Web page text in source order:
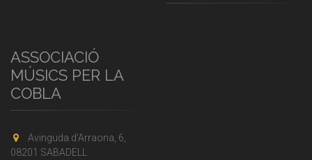
ASSOCIACIÓ
MÚSICS PER LA
COBLA
Avinguda d'Arraona, 6,
08201 SABADELL